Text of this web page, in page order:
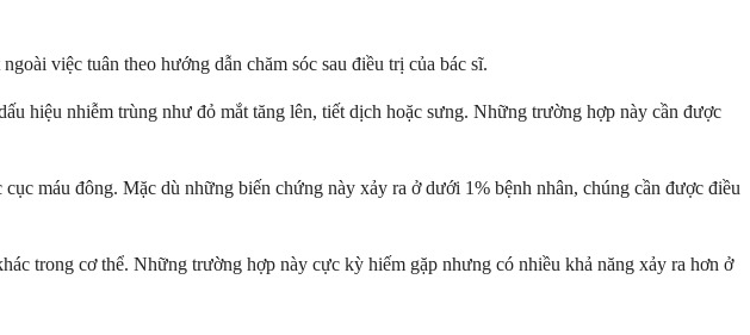
việc tuân theo hướng dẫn chăm sóc sau điều trị của bác sĩ.
hiệu nhiễm trùng như đỏ mắt tăng lên, tiết dịch hoặc sưng. Những trường hợp này cần được
máu đông. Mặc dù những biến chứng này xảy ra ở dưới 1% bệnh nhân, chúng cần được điều
trong cơ thể. Những trường hợp này cực kỳ hiếm gặp nhưng có nhiều khả năng xảy ra hơn ở